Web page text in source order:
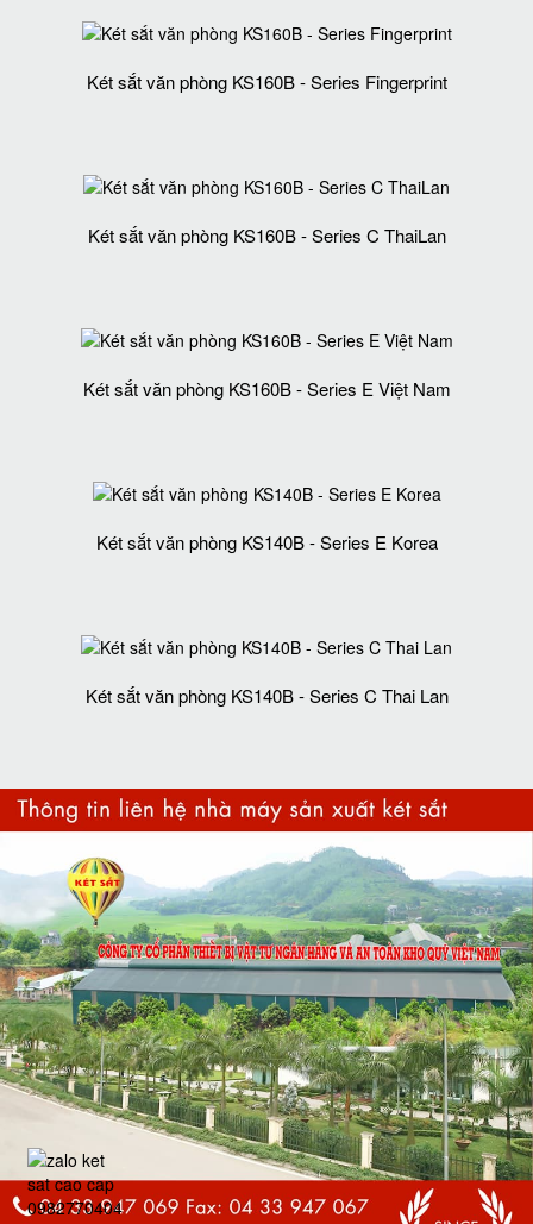
Két sắt văn phòng KS160B - Series Fingerprint
Két sắt văn phòng KS160B - Series C ThaiLan
Két sắt văn phòng KS160B - Series E Việt Nam
Két sắt văn phòng KS140B - Series E Korea
Két sắt văn phòng KS140B - Series C Thai Lan